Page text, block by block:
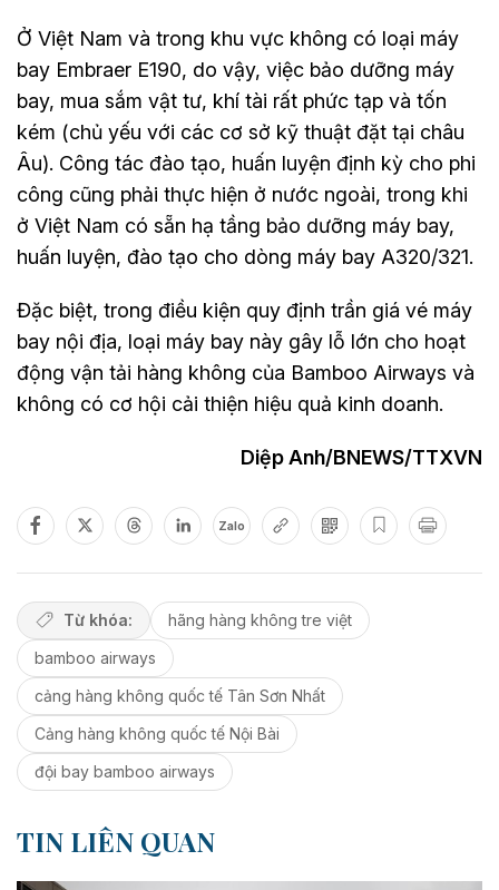
Ở Việt Nam và trong khu vực không có loại máy
bay Embraer E190, do vậy, việc bảo dưỡng máy
bay, mua sắm vật tư, khí tài rất phức tạp và tốn
kém (chủ yếu với các cơ sở kỹ thuật đặt tại châu
Âu). Công tác đào tạo, huấn luyện định kỳ cho phi
công cũng phải thực hiện ở nước ngoài, trong khi
ở Việt Nam có sẵn hạ tầng bảo dưỡng máy bay,
huấn luyện, đào tạo cho dòng máy bay A320/321.
Đặc biệt, trong điều kiện quy định trần giá vé máy
bay nội địa, loại máy bay này gây lỗ lớn cho hoạt
động vận tải hàng không của Bamboo Airways và
không có cơ hội cải thiện hiệu quả kinh doanh.
Diệp Anh/BNEWS/TTXVN
Zalo
Từ khóa:
hãng hàng không tre việt
bamboo airways
cảng hàng không quốc tế Tân Sơn Nhất
Cảng hàng không quốc tế Nội Bài
đội bay bamboo airways
TIN LIÊN QUAN